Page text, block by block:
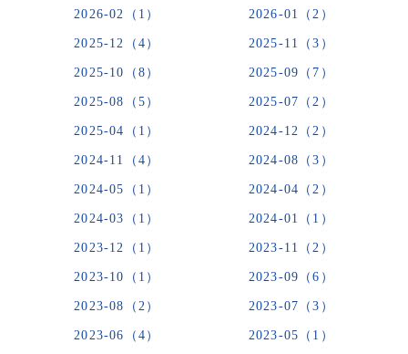
2026-02（1） 2026-01（2）
2025-12（4） 2025-11（3）
2025-10（8） 2025-09（7）
2025-08（5） 2025-07（2）
2025-04（1） 2024-12（2）
2024-11（4） 2024-08（3）
2024-05（1） 2024-04（2）
2024-03（1） 2024-01（1）
2023-12（1） 2023-11（2）
2023-10（1） 2023-09（6）
2023-08（2） 2023-07（3）
2023-06（4） 2023-05（1）